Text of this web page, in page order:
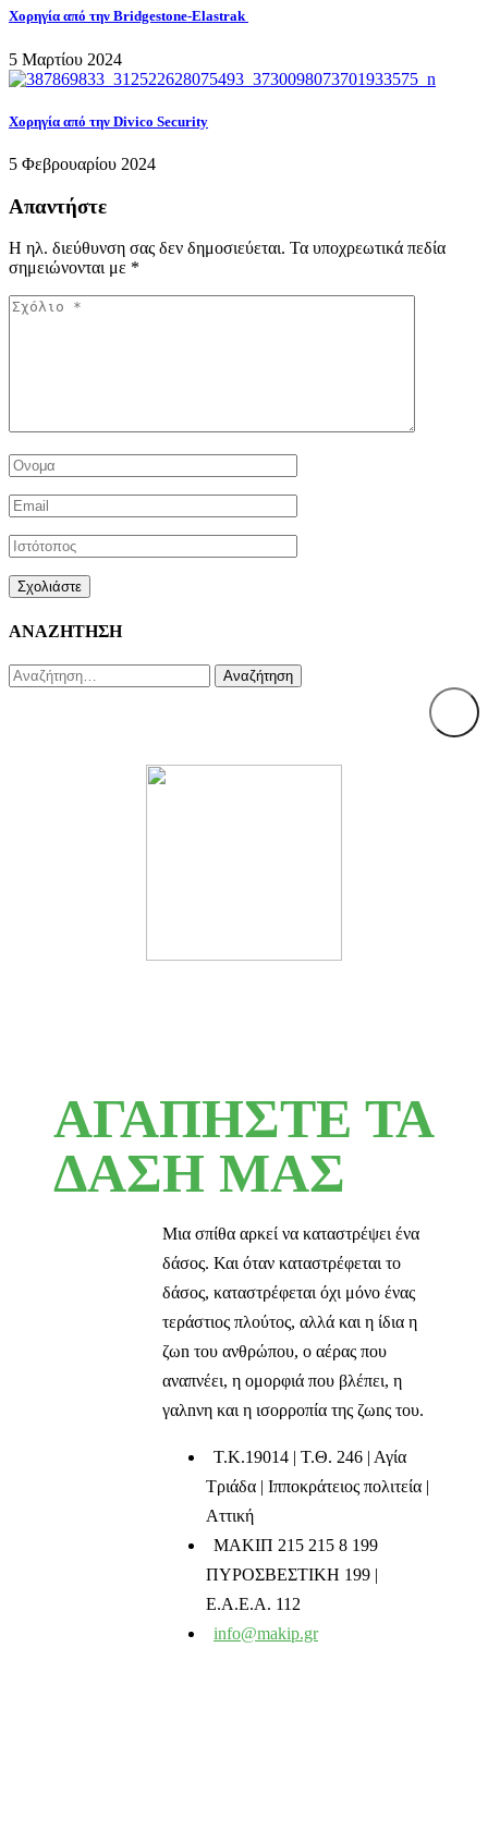
Χορηγία από την Bridgestone-Elastrak
5 Μαρτίου 2024
Χορηγία από την Divico Security
5 Φεβρουαρίου 2024
Απαντήστε
Η ηλ. διεύθυνση σας δεν δημοσιεύεται. Τα υποχρεωτικά πεδία
σημειώνονται με *
ΑΝΑΖΗΤΗΣΗ
Αναζήτηση
για:
ΑΓΑΠΗΣΤΕ ΤΑ
ΔΑΣΗ ΜΑΣ
Μια σπίθα αρκεί να καταστρέψει ένα
δάσος. Και όταν καταστρέφεται το
δάσος, καταστρέφεται όχι μόνο ένας
τεράστιος πλούτος, αλλά και η ίδια η
ζωn του ανθρώπου, ο αέρας που
αναπνέει, η ομορφιά που βλέπει, η
γαλnνη και η ισορροπία της ζωnς του.
T.K.19014 | Τ.Θ. 246 | Αγία
Τριάδα | Ιπποκράτειος πολιτεία |
Αττική
ΜΑΚΙΠ 215 215 8 199
ΠΥΡΟΣΒΕΣΤΙΚΗ 199 |
Ε.Α.Ε.Α. 112
info@makip.gr